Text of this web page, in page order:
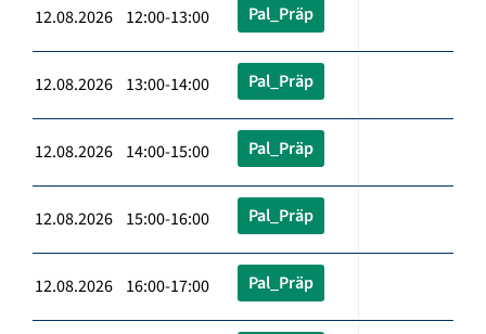
12.08.2026 12:00-13:00 Pal_Präp
12.08.2026 13:00-14:00 Pal_Präp
12.08.2026 14:00-15:00 Pal_Präp
12.08.2026 15:00-16:00 Pal_Präp
12.08.2026 16:00-17:00 Pal_Präp